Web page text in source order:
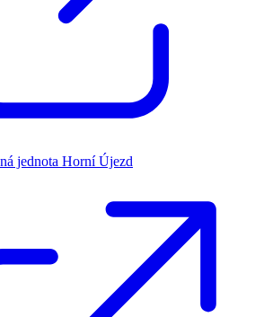
jednota Horní Újezd